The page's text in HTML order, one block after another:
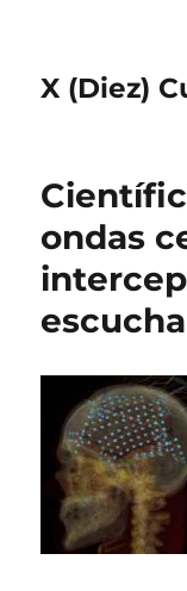
X (Diez)
ondas